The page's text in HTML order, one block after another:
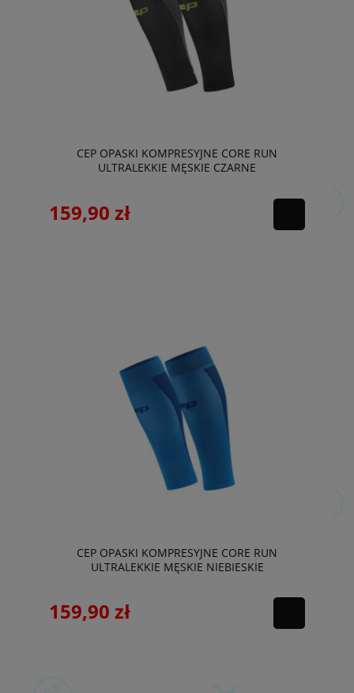
CEP OPASKI KOMPRESYJNE CORE RUN
ULTRALEKKIE MĘSKIE CZARNE
159,90 zł
CEP OPASKI KOMPRESYJNE CORE RUN
ULTRALEKKIE MĘSKIE NIEBIESKIE
159,90 zł